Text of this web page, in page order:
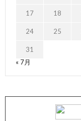
17 18
24 25
31
« 7月